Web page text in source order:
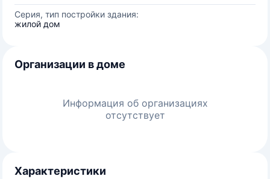
Серия, тип постройки здания:
жилой дом
Организации в доме
Информация об организациях
отсутствует
Характеристики